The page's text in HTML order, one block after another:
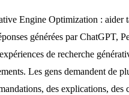
Engine Optimization : aider
générées par ChatGPT,
de recherche
Les gens demandent de
des explications, des